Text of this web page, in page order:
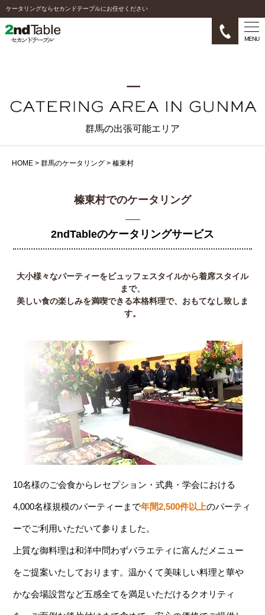
ケータリングならセカンドテーブルにお任せください
MENU
群馬の出張可能エリア
HOME > 群馬のケータリング > 榛東村
榛東村でのケータリング
2ndTableのケータリングサービス
大小様々なパーティーをビュッフェスタイルから着席スタイル
まで、
美しい食の楽しみを満喫できる本格料理で、おもてなし致しま
す。
10名様のご会食からレセプション・式典・学会における
4,000名様規模のパーティーまで年間2,500件以上のパーティ
ーでご利用いただいて参りました。
上質な御料理は和洋中問わずバラエティに富んだメニュー
をご提案いたしております。温かくて美味しい料理と華や
かな会場設営など五感全てを満足いただけるクオリティ